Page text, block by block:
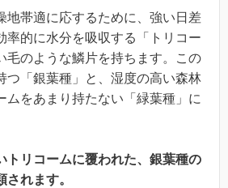
地帯適に応するために、強い日差
率的に水分を吸収する「トリコー
毛のような鱗片を持ちます。この
つ「銀葉種」と、湿度の高い森林
ムをあまり持たない「緑葉種」に
トリコームに覆われた、銀葉種の
れます。